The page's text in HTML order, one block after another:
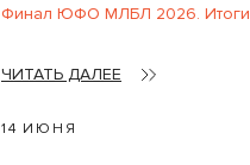
Финал ЮФО МЛБЛ 2026. Итоги
ЧИТАТЬ ДАЛЕЕ
14 ИЮНЯ